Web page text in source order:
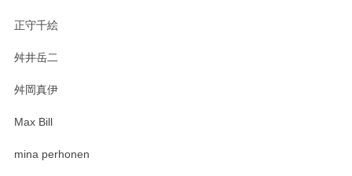
正守千絵
舛井岳二
舛岡真伊
Max Bill
mina perhonen